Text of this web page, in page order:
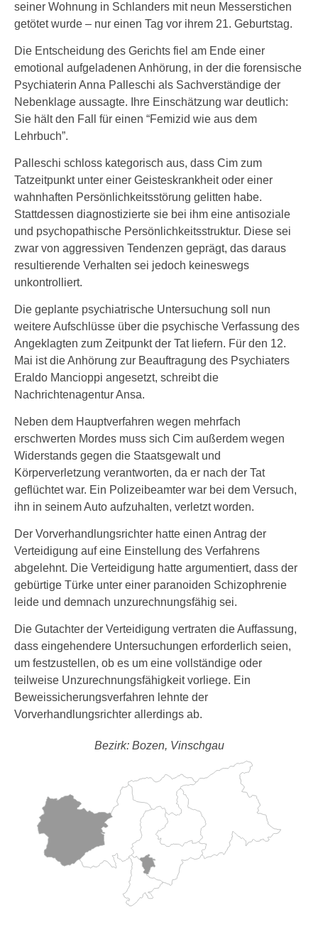
seiner Wohnung in Schlanders mit neun Messerstichen
getötet wurde – nur einen Tag vor ihrem 21. Geburtstag.
Die Entscheidung des Gerichts fiel am Ende einer
emotional aufgeladenen Anhörung, in der die forensische
Psychiaterin Anna Palleschi als Sachverständige der
Nebenklage aussagte. Ihre Einschätzung war deutlich:
Sie hält den Fall für einen “Femizid wie aus dem
Lehrbuch”.
Palleschi schloss kategorisch aus, dass Cim zum
Tatzeitpunkt unter einer Geisteskrankheit oder einer
wahnhaften Persönlichkeitsstörung gelitten habe.
Stattdessen diagnostizierte sie bei ihm eine antisoziale
und psychopathische Persönlichkeitsstruktur. Diese sei
zwar von aggressiven Tendenzen geprägt, das daraus
resultierende Verhalten sei jedoch keineswegs
unkontrolliert.
Die geplante psychiatrische Untersuchung soll nun
weitere Aufschlüsse über die psychische Verfassung des
Angeklagten zum Zeitpunkt der Tat liefern. Für den 12.
Mai ist die Anhörung zur Beauftragung des Psychiaters
Eraldo Mancioppi angesetzt, schreibt die
Nachrichtenagentur Ansa.
Neben dem Hauptverfahren wegen mehrfach
erschwerten Mordes muss sich Cim außerdem wegen
Widerstands gegen die Staatsgewalt und
Körperverletzung verantworten, da er nach der Tat
geflüchtet war. Ein Polizeibeamter war bei dem Versuch,
ihn in seinem Auto aufzuhalten, verletzt worden.
Der Vorverhandlungsrichter hatte einen Antrag der
Verteidigung auf eine Einstellung des Verfahrens
abgelehnt. Die Verteidigung hatte argumentiert, dass der
gebürtige Türke unter einer paranoiden Schizophrenie
leide und demnach unzurechnungsfähig sei.
Die Gutachter der Verteidigung vertraten die Auffassung,
dass eingehendere Untersuchungen erforderlich seien,
um festzustellen, ob es um eine vollständige oder
teilweise Unzurechnungsfähigkeit vorliege. Ein
Beweissicherungsverfahren lehnte der
Vorverhandlungsrichter allerdings ab.
Bezirk: Bozen, Vinschgau